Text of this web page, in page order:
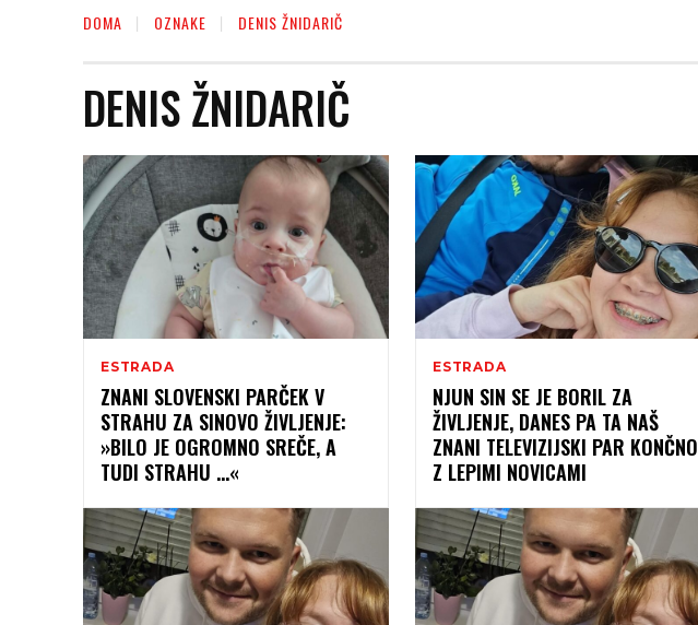
DOMA OZNAKE DENIS ŽNIDARIČ
DENIS ŽNIDARIČ
ESTRADA
ZNANI SLOVENSKI PARČEK V
STRAHU ZA SINOVO ŽIVLJENJE:
»BILO JE OGROMNO SREČE, A
TUDI STRAHU …«
ESTRADA
NJUN SIN SE JE BORIL ZA
ŽIVLJENJE, DANES PA TA NAŠ
ZNANI TELEVIZIJSKI PAR KONČNO
Z LEPIMI NOVICAMI